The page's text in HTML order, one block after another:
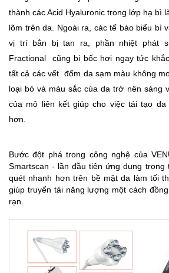
thành các Acid Hyaluronic trong lớp hạ bì
lõm trên da. Ngoài ra, các tế bào biểu bì
vị trí bắn bị tan ra, phần nhiệt phát
Fractional cũng bị bốc hơi ngay tức
tất cả các vết đốm da sạm màu không
loại bỏ và màu sắc của da trở nên sáng
của mô liên kết giúp cho việc tái tạo
hơn.
Bước đột phá trong công nghệ của
Smartscan - lần đầu tiên ứng dụng trong
quét nhanh hơn trên bề mặt da làm tối
giúp truyển tải năng lượng một cách
rạn.